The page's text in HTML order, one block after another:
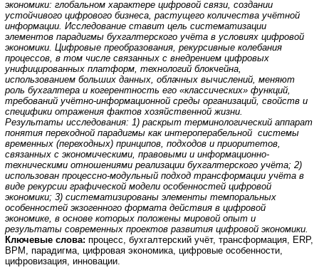
экономики: глобальном характере цифровой связи, создании
устойчивого цифрового бизнеса, растущего количества учётной
информации. Исследование ставит цель систематизации
элементов парадигмы бухгалтерского учёта в условиях цифровой
экономики. Цифровые преобразования, рекурсивные колебания
процессов, в том числе связанных с внедрением цифровых
унифицированных платформ, технологий блокчейна,
использованием больших данных, облачных вычислений, меняют
роль бухгалтера и когерентность его «классических» функций,
требований учётно-информационной среды организаций, свойств и
специфики отражения фактов хозяйственной жизни.
Результаты исследования: 1) раскрыт терминологический аппарат
понятия переходной парадигмы как интероперабельной системы
временных (переходных) принципов, подходов и приоритетов,
связанных с экономическими, правовыми и информационно-
техническими отношениями реализации бухгалтерского учёта; 2)
использован процессно-модульный подход трансформации учёта в
виде рекурсии графической модели особенностей цифровой
экономики; 3) систематизированы элементы темпоральных
особенностей экзогенного формата действия в цифровой
экономике, в основе которых положены мировой опыт и
результаты современных проектов развития цифровой экономики.
Ключевые слова: процесс, бухгалтерский учёт, трансформация, ERP,
BPM, парадигма, цифровая экономика, цифровые особенности,
цифровизация, инновации.